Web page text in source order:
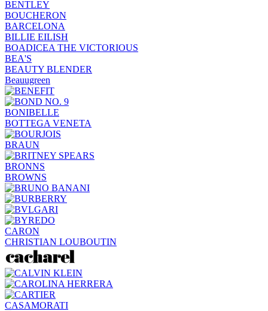
BENTLEY
BOUCHERON
BARCELONA
BILLIE EILISH
BOADICEA THE VICTORIOUS
BEA'S
BEAUTY BLENDER
Beauugreen
BONIBELLE
BOTTEGA VENETA
BRAUN
BRONNS
BROWNS
CARON
CHRISTIAN LOUBOUTIN
CASAMORATI